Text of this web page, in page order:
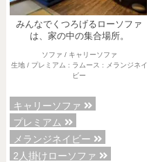
みんなでくつろげるローソファ
は、家の中の集合場所。
ソファ / キャリーソファ
生地 / プレミアム : ラムース : メランジネイ
ビー
キャリーソファ
プレミアム
メランジネイビー
2人掛けローソファ